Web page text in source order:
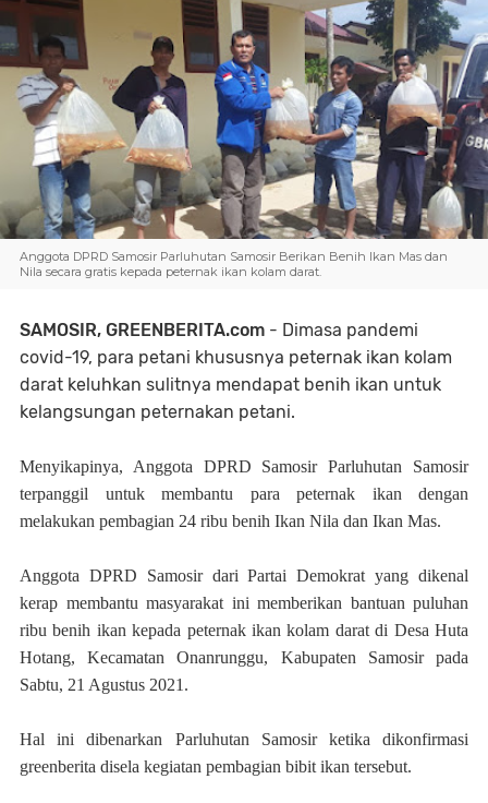
Anggota DPRD Samosir Parluhutan Samosir Berikan Benih Ikan Mas dan
Nila secara gratis kepada peternak ikan kolam darat.
SAMOSIR, GREENBERITA.com - Dimasa pandemi
covid-19, para petani khususnya peternak ikan kolam
darat keluhkan sulitnya mendapat benih ikan untuk
kelangsungan peternakan petani.
Menyikapinya, Anggota DPRD Samosir Parluhutan Samosir
terpanggil untuk membantu para peternak ikan dengan
melakukan pembagian 24 ribu benih Ikan Nila dan Ikan Mas.
Anggota DPRD Samosir dari Partai Demokrat yang dikenal
kerap membantu masyarakat ini memberikan bantuan puluhan
ribu benih ikan kepada peternak ikan kolam darat di Desa Huta
Hotang, Kecamatan Onanrunggu, Kabupaten Samosir pada
Sabtu, 21 Agustus 2021.
Hal ini dibenarkan Parluhutan Samosir ketika dikonfirmasi
greenberita disela kegiatan pembagian bibit ikan tersebut.